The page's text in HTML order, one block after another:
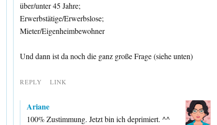
über/unter 45 Jahre;
Erwerbstätige/Erwerbslose;
Mieter/Eigenheimbewohner
Und dann ist da noch die ganz große Frage (siehe unten)
REPLY LINK
Ariane
100% Zustimmung. Jetzt bin ich deprimiert. ^^